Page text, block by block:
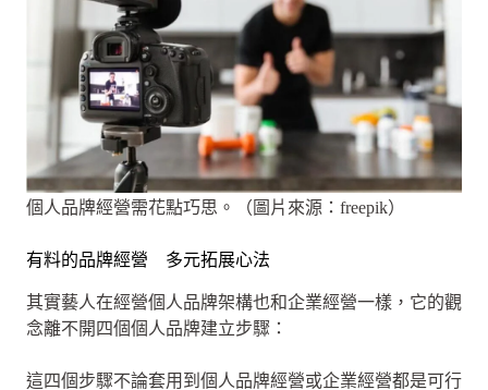
個人品牌經營需花點巧思。（圖片來源：freepik）
有料的品牌經營 多元拓展心法
其實藝人在經營個人品牌架構也和企業經營一樣，它的觀
念離不開四個個人品牌建立步驟：
這四個步驟不論套用到個人品牌經營或企業經營都是可行